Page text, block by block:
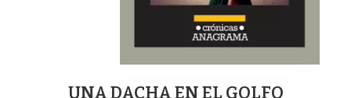
UNA DACHA EN EL GOLFO